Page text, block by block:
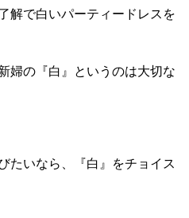
解で白いパーティードレスを
婦の『白』というのは大切な
たいなら、『白』をチョイス